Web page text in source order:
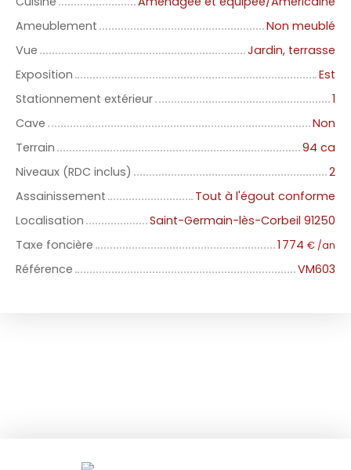
Ameublement
Non meublé
Vue
Jardin, terrasse
Exposition
Est
Stationnement extérieur
1
Cave
Non
Terrain
94 ca
Niveaux (RDC inclus)
2
Assainissement
Tout à l'égout conforme
Localisation
Saint-Germain-lès-Corbeil 91250
Taxe foncière
1 774 € /an
Référence VM603